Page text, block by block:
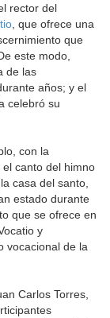
rector del
, que ofrece una
que
este modo,
de las
años; y el
celebró su
con la
canto del himno
casa del santo,
estado durante
que se ofrece en
y
vocacional de la
Carlos Torres,